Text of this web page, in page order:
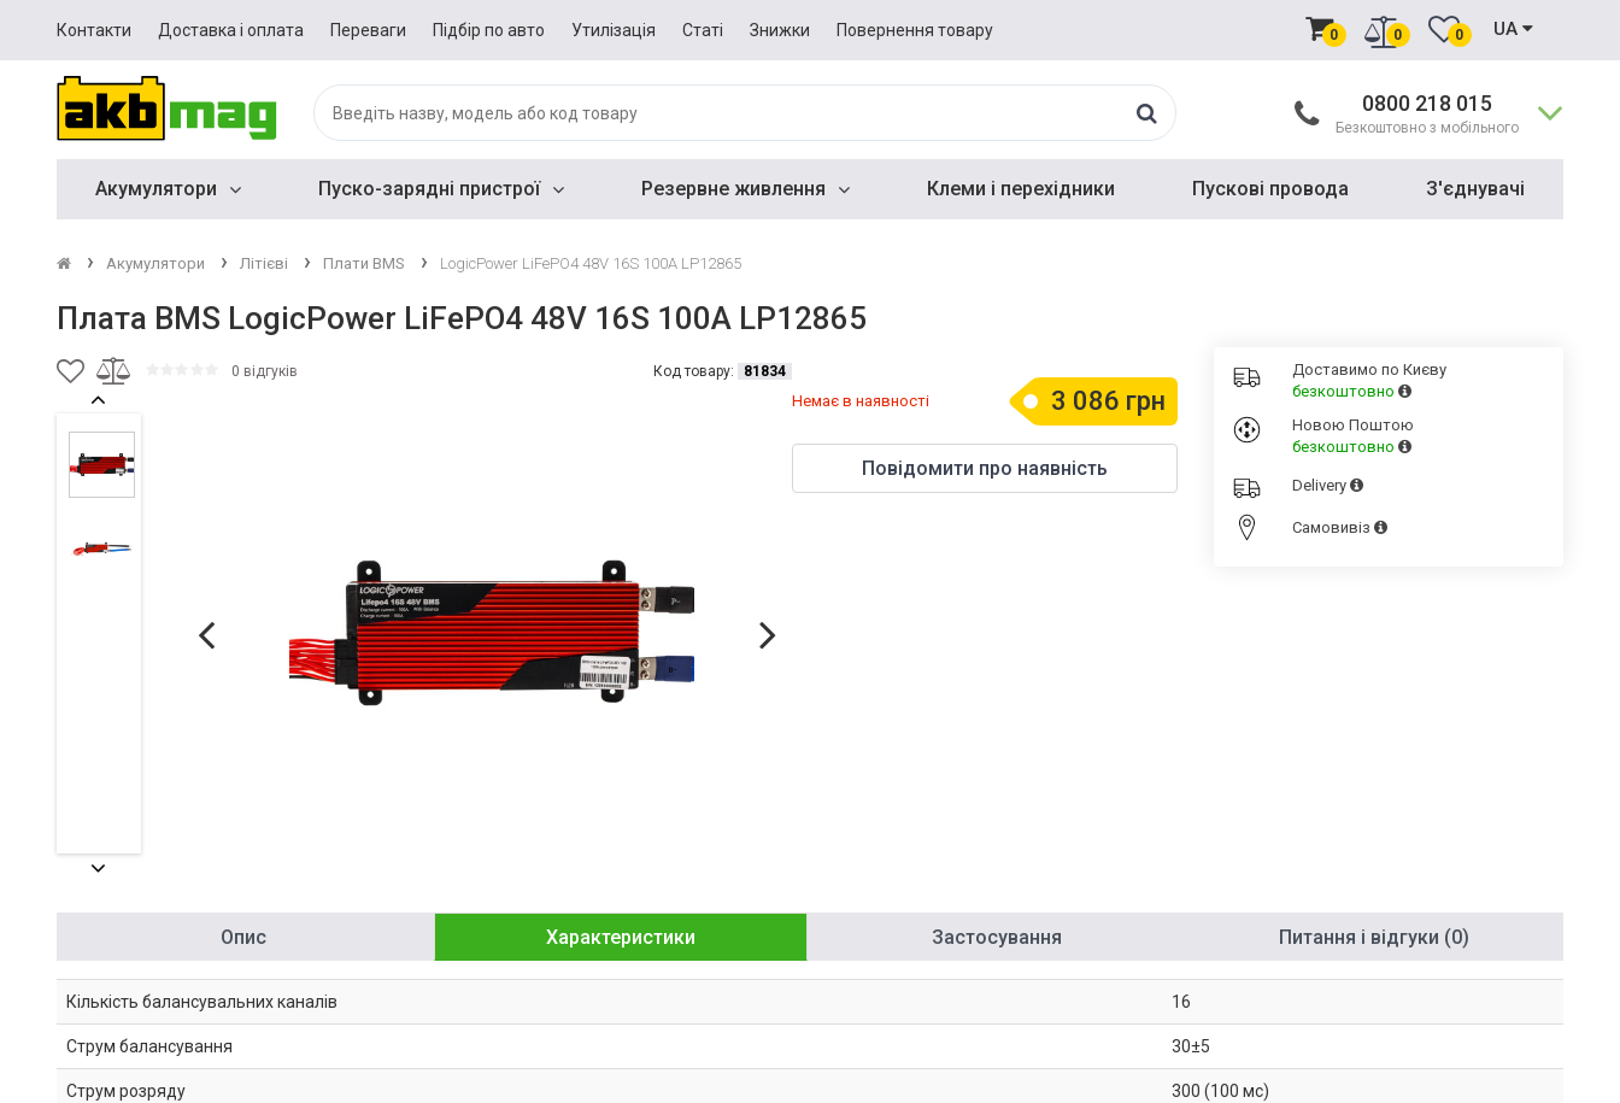
Контакти Доставка і оплата Переваги Підбір по авто Утилізація Статі Знижки Повернення товару 0 0 0 UA
0800 218 015
Безкоштовно з мобільного
Акумулятори Пуско-зарядні пристрої Резервне живлення Клеми і перехідники Пускові провода З'єднувачі
Акумулятори Літієві Плати BMS LogicPower LiFePO4 48V 16S 100A LP12865
Плата BMS LogicPower LiFePO4 48V 16S 100A LP12865
0 відгуків Код товару: 81834
3 086 грн
Немає в наявності
Повідомити про наявність
Доставимо по Києву
безкоштовно
Новою Поштою
безкоштовно
Delivery
Cамовивіз
Опис Характеристики Застосування Питання і відгуки (0)
Кількість балансувальних каналів 16
Струм балансування 30±5
Струм розряду 300 (100 мс)